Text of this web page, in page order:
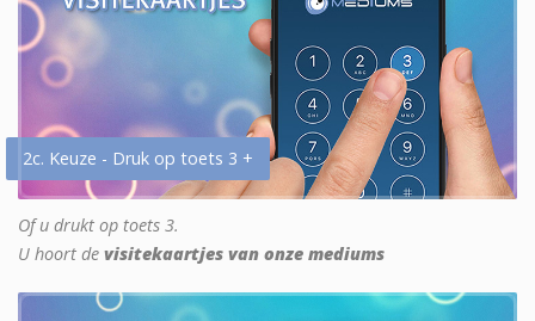
2c. Keuze - Druk op toets 3 +
Of u drukt op toets 3.
U hoort de visitekaartjes van onze mediums